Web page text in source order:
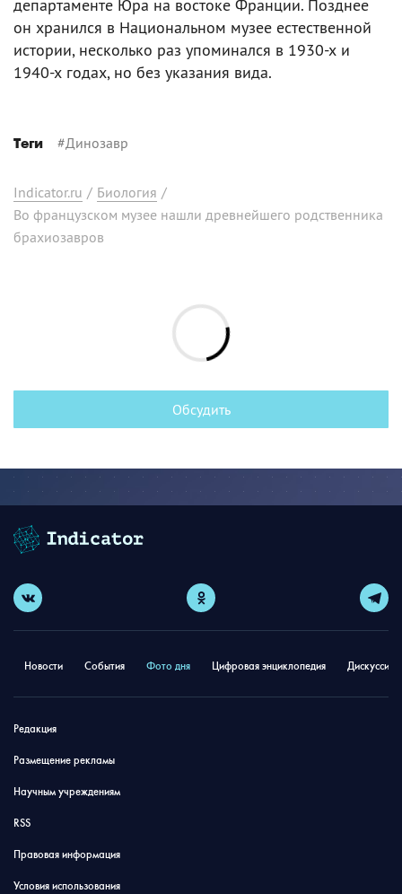
департаменте Юра на востоке Франции. Позднее
он хранился в Национальном музее естественной
истории, несколько раз упоминался в 1930-х и
1940-х годах, но без указания вида.
Теги #Динозавр
Indicator.ru / Биология /
Во французском музее нашли древнейшего родственника
брахиозавров
Обсудить
Новости События Фото дня Цифровая энциклопедия
Редакция
Размещение рекламы
Научным учреждениям
RSS
Правовая информация
Условия использования